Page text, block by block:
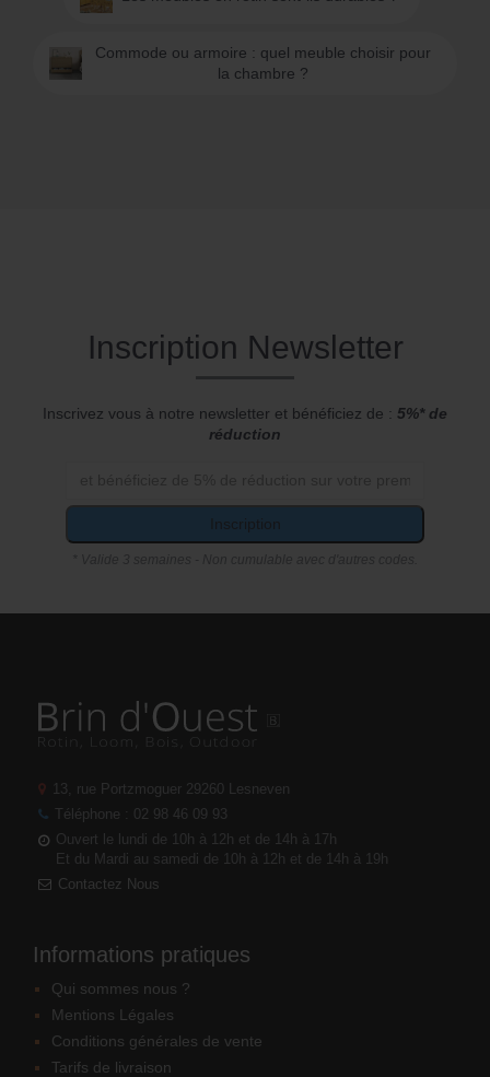
Commode ou armoire : quel meuble choisir pour
la chambre ?
Inscription Newsletter
Inscrivez vous à notre newsletter et bénéficiez de : 5%* de
réduction
Inscription
13, rue Portzmoguer 29260 Lesneven
Téléphone : 02 98 46 09 93
Ouvert le lundi de 10h à 12h et de 14h à 17h
Et du Mardi au samedi de 10h à 12h et de 14h à 19h
Contactez Nous
Informations pratiques
Qui sommes nous ?
Mentions Légales
Conditions générales de vente
Tarifs de livraison